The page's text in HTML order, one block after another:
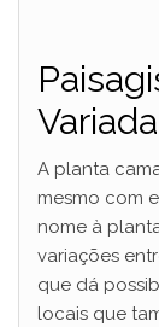
A planta
mesmo com
nome à
variações
que dá
locais que